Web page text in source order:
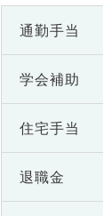
通勤手当
学会補助
住宅手当
退職金